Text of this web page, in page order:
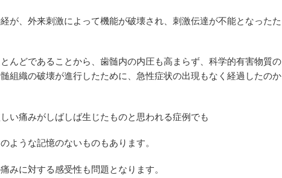
が、外来刺激によって機能が破壊され、刺激伝達が不能となったた
んどであることから、歯髄内の内圧も高まらず、科学的有害物質の
組織の破壊が進行したために、急性症状の出現もなく経過したのか
い痛みがしばしば生じたものと思われる症例でも
ような記憶のないものもあります。
みに対する感受性も問題となります。